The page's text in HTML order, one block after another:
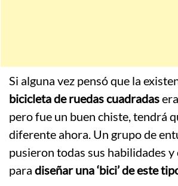
Si alguna vez pensó que la
bicicleta de ruedas cuadradas
pero fue un buen chiste, tendrá
diferente ahora. Un grupo de
pusieron todas sus habilidades
para diseñar una ‘bici’ de este